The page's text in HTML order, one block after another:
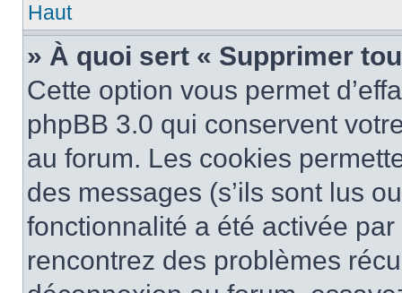
Haut
» À quoi sert « Supprimer
Cette option vous permet
phpBB 3.0 qui conservent
au forum. Les cookies
des messages (s’ils sont lus
fonctionnalité a été activée
rencontrez des problèmes